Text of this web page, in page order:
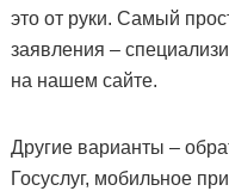
это от руки. Самый
заявления –
на нашем сайте.
Другие варианты –
Госуслуг, мобильное